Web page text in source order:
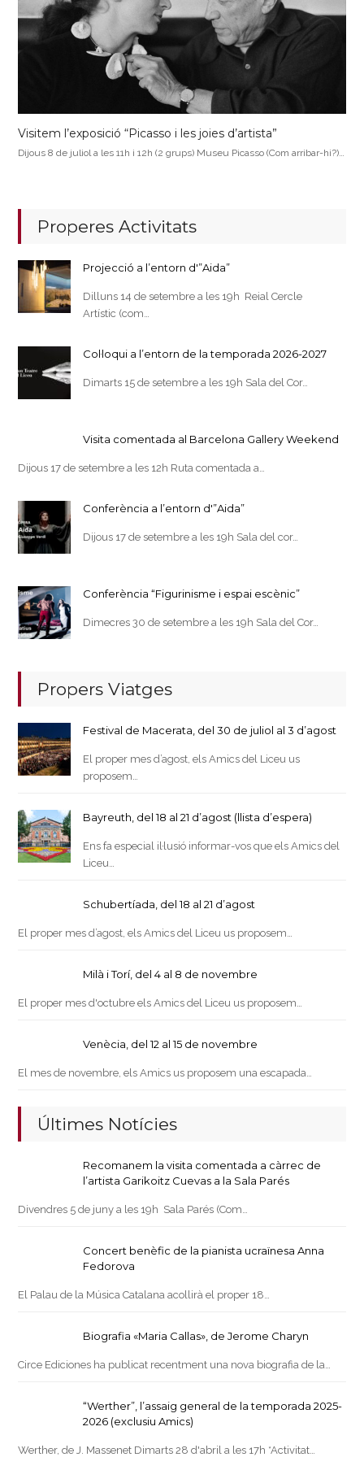
Visitem l’exposició “Picasso i les joies d’artista”
Dijous 8 de juliol a les 11h i 12h (2 grups) Museu Picasso (Com arribar-hi?)…
Properes Activitats
Projecció a l’entorn d'”Aida”
Dilluns 14 de setembre a les 19h Reial Cercle
Artístic (com…
Col·loqui a l’entorn de la temporada 2026-2027
Dimarts 15 de setembre a les 19h Sala del Cor…
Visita comentada al Barcelona Gallery Weekend
Dijous 17 de setembre a les 12h Ruta comentada a…
Conferència a l’entorn d'”Aida”
Dijous 17 de setembre a les 19h Sala del cor…
Conferència “Figurinisme i espai escènic”
Dimecres 30 de setembre a les 19h Sala del Cor…
Propers Viatges
Festival de Macerata, del 30 de juliol al 3 d’agost
El proper mes d’agost, els Amics del Liceu us
proposem…
Bayreuth, del 18 al 21 d’agost (llista d’espera)
Ens fa especial il·lusió informar-vos que els Amics del
Liceu…
Schubertíada, del 18 al 21 d’agost
El proper mes d’agost, els Amics del Liceu us proposem…
Milà i Torí, del 4 al 8 de novembre
El proper mes d'octubre els Amics del Liceu us proposem…
Venècia, del 12 al 15 de novembre
El mes de novembre, els Amics us proposem una escapada…
Últimes Notícies
Recomanem la visita comentada a càrrec de
l’artista Garikoitz Cuevas a la Sala Parés
Divendres 5 de juny a les 19h Sala Parés (Com…
Concert benèfic de la pianista ucraïnesa Anna
Fedorova
El Palau de la Música Catalana acollirà el proper 18…
Biografia «Maria Callas», de Jerome Charyn
Circe Ediciones ha publicat recentment una nova biografia de la…
“Werther”, l’assaig general de la temporada 2025-
2026 (exclusiu Amics)
Werther, de J. Massenet Dimarts 28 d'abril a les 17h *Activitat…